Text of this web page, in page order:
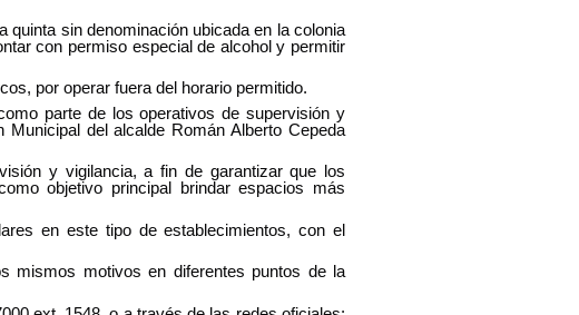
sin denominación ubicada en la colonia
con permiso especial de alcohol y permitir
por operar fuera del horario permitido.
parte de los operativos de supervisión y
del alcalde Román Alberto Cepeda
y vigilancia, a fin de garantizar que los
objetivo principal brindar espacios más
en este tipo de establecimientos, con el
mismos motivos en diferentes puntos de la